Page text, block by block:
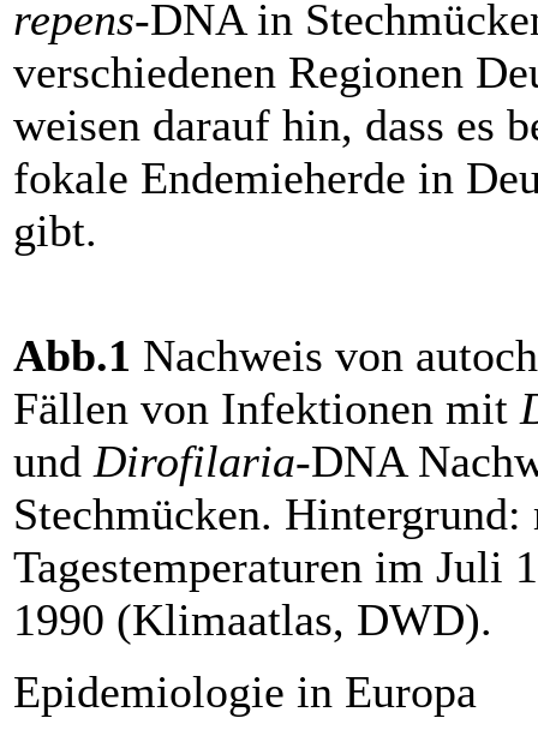
repens-DNA in
verschiedenen Regionen
weisen darauf hin, dass es
fokale Endemieherde in
gibt.
Abb.1 Nachweis von
Fällen von Infektionen mit
und Dirofilaria-DNA
Stechmücken.
Tagestemperaturen im Juli
1990 (Klimaatlas, DWD).
Epidemiologie in Europa